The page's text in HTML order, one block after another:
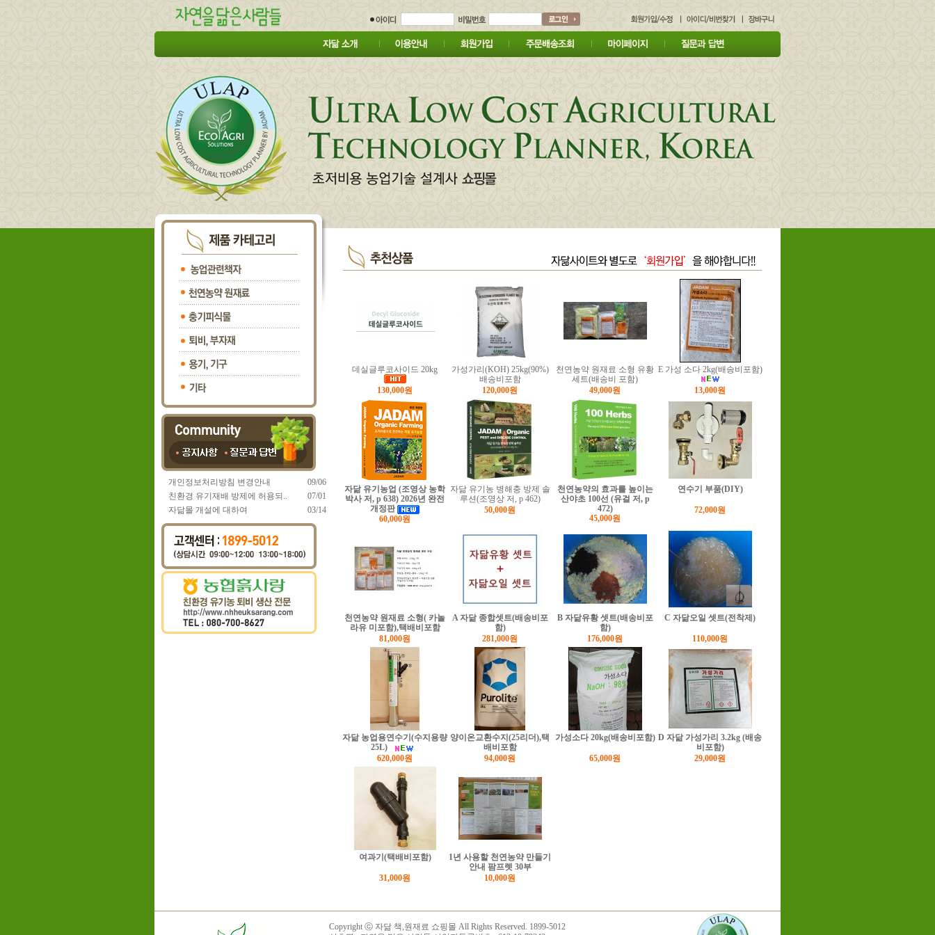
개인정보처리방침 변경안내
09/06
친환경 유기재배 방제에 허용되..
07/01
자닮몰 개설에 대하여
03/14
데실글루코사이드 20kg
130,000원
가성가리(KOH) 25kg(90%)
배송비포함
120,000원
천연농약 원재료 소형 유황
세트(배송비 포함)
49,000원
E 가성 소다 2kg(배송비포함)
13,000원
자닮 유기농업 (조영상 농학
박사 저, p 638) 2026년 완전
개정판
60,000원
자닮 유기농 병해충 방제 솔
루션(조영상 저, p 462)
50,000원
천연농약의 효과를 높이는
산야초 100선 (유걸 저, p
472)
45,000원
연수기 부품(DIY)
72,000원
천연농약 원재료 소형( 카놀
라유 미포함),택배비포함
81,000원
A 자닮 종합셋트(배송비포
함)
281,000원
B 자닮유황 셋트(배송비포
함)
176,000원
C 자닮오일 셋트(전착제)
110,000원
자닮 농업용연수기(수지용량
25L)
620,000원
양이온교환수지(25리더),택
배비포함
94,000원
가성소다 20kg(배송비포함)
65,000원
D 자닮 가성가리 3.2kg (배송
비포함)
29,000원
여과기(택배비포함)
31,000원
1년 사용할 천연농약 만들기
안내 팜프렛 30부
10,000원
Copyright ⓒ 자닮 책,원재료 쇼핑몰 All Rights Reserved. 1899-5012